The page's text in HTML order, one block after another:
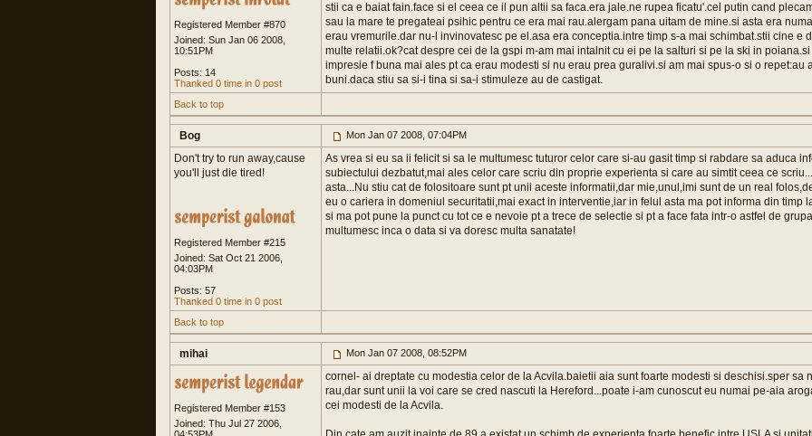
Registered Member #870
Joined: Sun Jan 06 2008,
10:51PM
Posts: 14
Thanked 0 time in 0 post
stii ca e baiat fain.face si el ceea ce il pun altii sa faca.era jale.ne rupea ficatu'.cel putin cand
sau la mare te pregateai psihic pentru ce era mai rau.alergam pana uitam de mine.si asta era
erau vremurile.dar nu-l invinovatesc pe el.asa era conceptia.intre timp s-a mai schimbat.stii cine e
multe relatii.ok?cat despre cei de la gspi m-am mai intalnit cu ei pe la salturi si pe la ski in
impresie f buna mai ales pt ca erau modesti si nu erau prea guralivi.si am mai spus-o si o repet:au
buni.daca stiu sa si-i tina si sa-i stimuleze au de castigat.
Back to top
Bog Mon Jan 07 2008, 07:04PM
Don't try to run away,cause
you'll just die tired!
Registered Member #215
Joined: Sat Oct 21 2006,
04:03PM
Posts: 57
Thanked 0 time in 0 post
As vrea si eu sa ii felicit si sa le multumesc tuturor celor care si-au gasit timp si rabdare sa aduca
subiectului dezbatut,mai ales celor care scriu din proprie experienta si care au simtit ceea ce
asta...Nu stiu cat de folositoare sunt pt unii aceste informatii,dar mie,unul,imi sunt de un real
eu o cariera in domeniul securitatii,mai exact in interventie,iar in felul asta ma pot informa din timp
si ma pot pune la punct cu tot ce e nevoie pt a trece de selectie si pt a face fata intr-o astfel de
multumesc inca o data si va doresc multa sanatate!
Back to top
mihai Mon Jan 07 2008, 08:52PM
Registered Member #153
Joined: Thu Jul 27 2006,
cornel- ai dreptate cu modestia celor de la Acvila.baietii aia sunt foarte modesti si deschisi.sper sa
rau,dar sunt unii la voi care se cred nascuti la Hereford...poate i-am cunoscut eu numai pe-aia
cei modesti de la Acvila.